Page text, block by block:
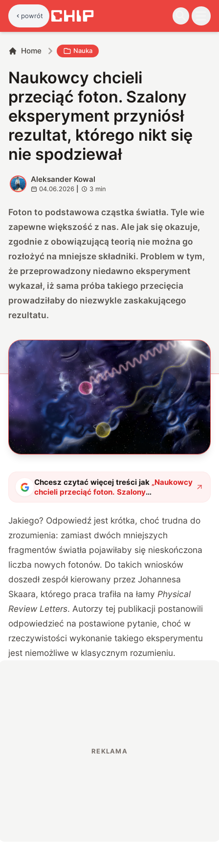
powrót
Home Nauka
Naukowcy chcieli
przeciąć foton. Szalony
eksperyment przyniósł
rezultat, którego nikt się
nie spodziewał
A
Aleksander Kowal
04.06.2026 3 min
Foton to podstawowa cząstka światła. Tyle wie
zapewne większość z nas. Ale jak się okazuje,
zgodnie z obowiązującą teorią nie można go
rozłożyć na mniejsze składniki. Problem w tym,
że przeprowadzony niedawno eksperyment
wykazał, iż sama próba takiego przecięcia
prowadziłaby do niezwykle zaskakującego
rezultatu.
Chcesz czytać więcej treści jak „Naukowcy
chcieli przeciąć foton. Szalony
eksperyment przyniósł rezultat, którego
Jakiego? Odpowiedź jest krótka, choć trudna do
zrozumienia: zamiast dwóch mniejszych
fragmentów światła pojawiłaby się nieskończona
liczba nowych fotonów. Do takich wniosków
doszedł zespół kierowany przez Johannesa
Skaara, którego praca trafiła na łamy Physical
Review Letters. Autorzy tej publikacji postanowili
odpowiedzieć na postawione pytanie, choć w
rzeczywistości wykonanie takiego eksperymentu
jest niemożliwe w klasycznym rozumieniu.